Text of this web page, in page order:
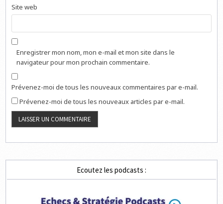
Site web
Enregistrer mon nom, mon e-mail et mon site dans le
navigateur pour mon prochain commentaire.
Prévenez-moi de tous les nouveaux commentaires par e-mail.
Prévenez-moi de tous les nouveaux articles par e-mail.
Ecoutez les podcasts :